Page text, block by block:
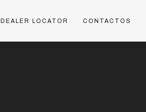
DEALER LOCATOR CONTACTOS